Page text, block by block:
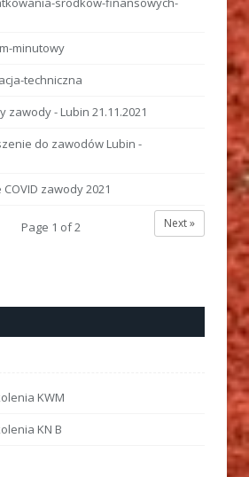
minutowy
techniczna
zawody - Lubin 21.11.2021
do zawodów Lubin -
zawody 2021
Next »
Page 1 of2
KWM
KN B